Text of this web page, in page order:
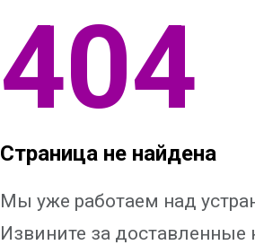
404
Страница не найдена
Мы уже работаем над
Извините за доставленные